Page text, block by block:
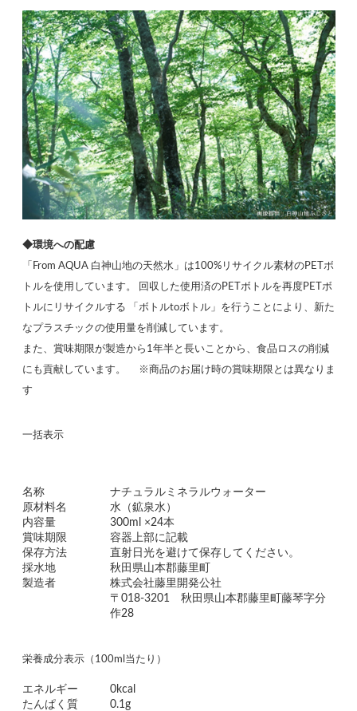
◆環境への配慮
「From AQUA 白神山地の天然水」は100%リサイクル素材のPETボ
トルを使用しています。 回収した使用済のPETボトルを再度PETボ
トルにリサイクルする 「ボトルtoボトル」を行うことにより、新た
なプラスチックの使用量を削減しています。
また、賞味期限が製造から1年半と長いことから、食品ロスの削減
にも貢献しています。 ※商品のお届け時の賞味期限とは異なりま
す
一括表示
名称
ナチュラルミネラルウォーター
原材料名
水（鉱泉水）
内容量
300ml ×24本
賞味期限
容器上部に記載
保存方法
直射日光を避けて保存してください。
採水地
秋田県山本郡藤里町
製造者
株式会社藤里開発公社
〒018-3201 秋田県山本郡藤里町藤琴字分
作28
栄養成分表示（100ml当たり）
エネルギー
0kcal
たんぱく質
0.1g